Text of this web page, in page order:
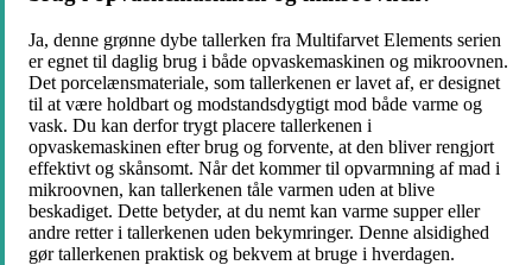
Ja, denne grønne dybe tallerken fra Multifarvet Elements serien
er egnet til daglig brug i både opvaskemaskinen og mikroovnen.
Det porcelænsmateriale, som tallerkenen er lavet af, er designet
til at være holdbart og modstandsdygtigt mod både varme og
vask. Du kan derfor trygt placere tallerkenen i
opvaskemaskinen efter brug og forvente, at den bliver rengjort
effektivt og skånsomt. Når det kommer til opvarmning af mad i
mikroovnen, kan tallerkenen tåle varmen uden at blive
beskadiget. Dette betyder, at du nemt kan varme supper eller
andre retter i tallerkenen uden bekymringer. Denne alsidighed
gør tallerkenen praktisk og bekvem at bruge i hverdagen.